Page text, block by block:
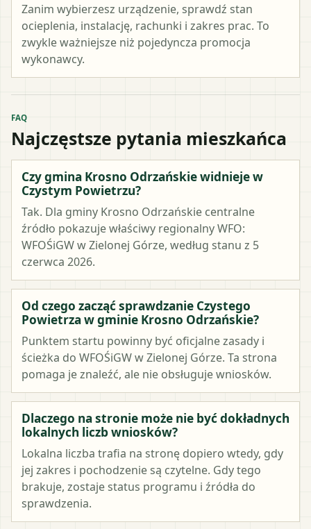
Zanim wybierzesz urządzenie, sprawdź stan
ocieplenia, instalację, rachunki i zakres prac. To
zwykle ważniejsze niż pojedyncza promocja
wykonawcy.
FAQ
Najczęstsze pytania mieszkańca
Czy gmina Krosno Odrzańskie widnieje w
Czystym Powietrzu?
Tak. Dla gminy Krosno Odrzańskie centralne
źródło pokazuje właściwy regionalny WFO:
WFOŚiGW w Zielonej Górze, według stanu z 5
czerwca 2026.
Od czego zacząć sprawdzanie Czystego
Powietrza w gminie Krosno Odrzańskie?
Punktem startu powinny być oficjalne zasady i
ścieżka do WFOŚiGW w Zielonej Górze. Ta strona
pomaga je znaleźć, ale nie obsługuje wniosków.
Dlaczego na stronie może nie być dokładnych
lokalnych liczb wniosków?
Lokalna liczba trafia na stronę dopiero wtedy, gdy
jej zakres i pochodzenie są czytelne. Gdy tego
brakuje, zostaje status programu i źródła do
sprawdzenia.